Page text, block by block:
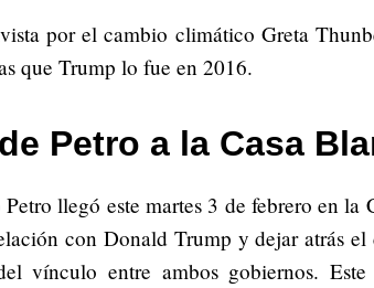
por el cambio climático Greta
que Trump lo fue en 2016.
Petro a la Casa
llegó este martes 3 de febrero en
con Donald Trump y dejar atrás
vínculo entre ambos gobiernos.